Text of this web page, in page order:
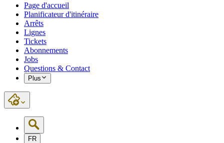
Page d'accueil
Planificateur d'itinéraire
Arrêts
Lignes
Tickets
Abonnements
Jobs
Questions & Contact
Plus
FR